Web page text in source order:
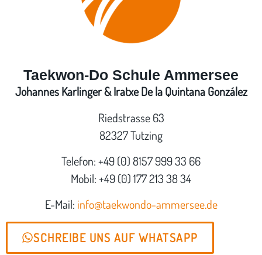
Taekwon-Do Schule Ammersee
Johannes Karlinger & Iratxe De la Quintana González
Riedstrasse 63
82327 Tutzing
Telefon: +49 (0) 8157 999 33 66
Mobil: +49 (0) 177 213 38 34
E-Mail: info@taekwondo-ammersee.de
SCHREIBE UNS AUF WHATSAPP